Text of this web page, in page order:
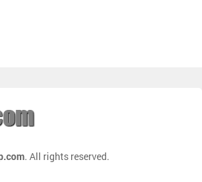
. All rights reserved.